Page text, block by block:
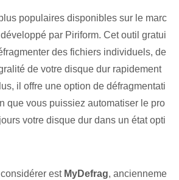
populaires disponibles sur le marc
développé par Piriform. Cet outil gratui
des fichiers individuels, de
de votre disque dur rapidement
il offre une option de défragmentati
que vous puissiez automatiser le pro
votre disque dur dans un état opti
est MyDefrag, ancienneme